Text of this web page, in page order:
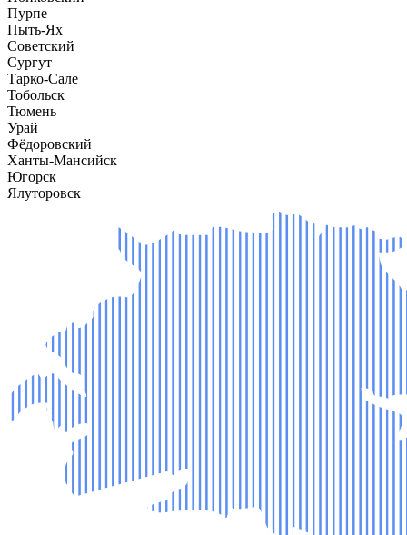
Пурпе
Пыть-Ях
Советский
Сургут
Тарко-Сале
Тобольск
Тюмень
Урай
Фёдоровский
Ханты-Мансийск
Югорск
Ялуторовск